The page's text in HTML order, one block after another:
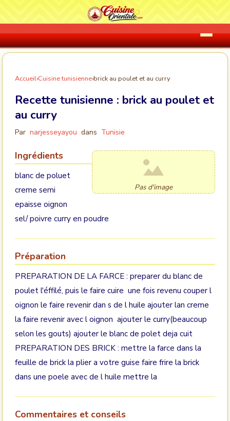
Accueil›Cuisine tunisienne›brick au poulet et au curry
Recette tunisienne : brick au poulet et
au curry
Par narjesseyayou dans Tunisie
Pas d'image
Ingrédients
blanc de poluet
creme semi
epaisse oignon
sel/ poivre curry en poudre
Préparation
PREPARATION DE LA FARCE : preparer du blanc de
poulet l'éffilé, puis le faire cuire une fois revenu couper l
oignon le faire revenir dan s de l huile ajouter lan creme
la faire revenir avec l oignon ajouter le curry(beaucoup
selon les gouts) ajouter le blanc de polet deja cuit
PREPARATION DES BRICK : mettre la farce dans la
feuille de brick la plier a votre guise faire frire la brick
dans une poele avec de l huile mettre la
Commentaires et conseils